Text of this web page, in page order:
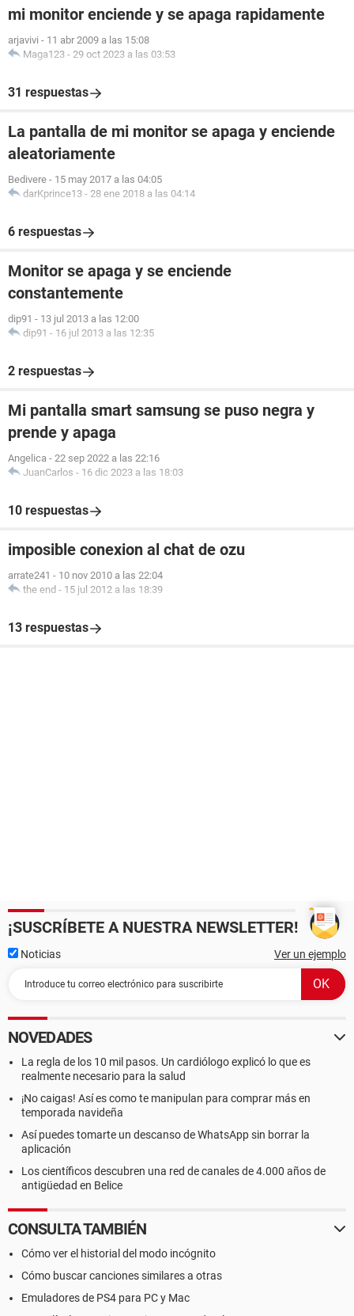
mi monitor enciende y se apaga rapidamente
arjavivi - 11 abr 2009 a las 15:08
Maga123 - 29 oct 2023 a las 03:53
31 respuestas
La pantalla de mi monitor se apaga y enciende
aleatoriamente
Bedivere - 15 may 2017 a las 04:05
darKprince13 - 28 ene 2018 a las 04:14
6 respuestas
Monitor se apaga y se enciende
constantemente
dip91 - 13 jul 2013 a las 12:00
dip91 - 16 jul 2013 a las 12:35
2 respuestas
Mi pantalla smart samsung se puso negra y
prende y apaga
Angelica - 22 sep 2022 a las 22:16
JuanCarlos - 16 dic 2023 a las 18:03
10 respuestas
imposible conexion al chat de ozu
arrate241 - 10 nov 2010 a las 22:04
the end - 15 jul 2012 a las 18:39
13 respuestas
¡SUSCRÍBETE A NUESTRA NEWSLETTER!
Noticias Ver un ejemplo
NOVEDADES
La regla de los 10 mil pasos. Un cardiólogo explicó lo que es
realmente necesario para la salud
¡No caigas! Así es como te manipulan para comprar más en
temporada navideña
Así puedes tomarte un descanso de WhatsApp sin borrar la
aplicación
Los científicos descubren una red de canales de 4.000 años de
antigüedad en Belice
CONSULTA TAMBIÉN
Cómo ver el historial del modo incógnito
Cómo buscar canciones similares a otras
Emuladores de PS4 para PC y Mac